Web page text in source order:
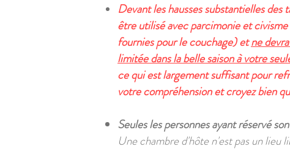
Devant les hausses substantielles
êtreutilisé avec parcimonie et
fournies pour le couchage) etne
limitée dans la belle saison à votre
ce qui est largement suffisant pour
votre compréhension et croyez bien
Seules les personnes ayant réservé
Une chambre d'hôte n'est pas un